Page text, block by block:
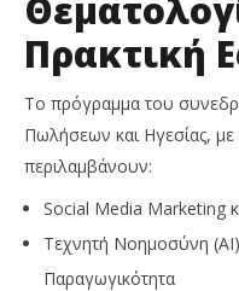
Πρακτική
Το πρόγραμμα του
Πωλήσεων και Ηγεσίας, με
περιλαμβάνουν:
Social Media Marketing
Τεχνητή Νοημοσύνη (AI)
Παραγωγικότητα